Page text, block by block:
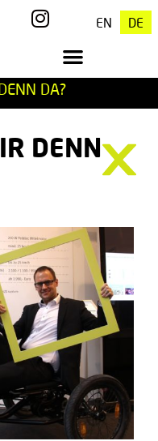
EN DE
DA?
DENN